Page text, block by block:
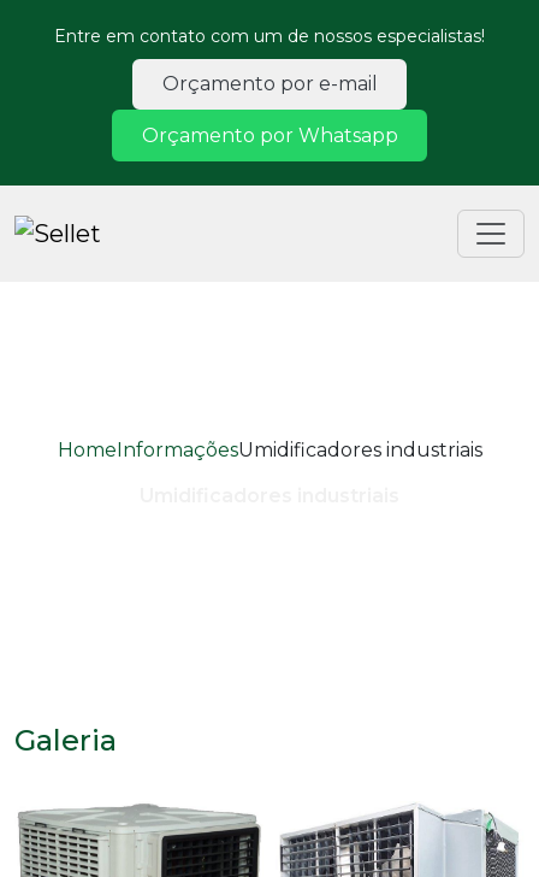
Entre em contato com um de nossos especialistas!
Orçamento por e-mail
Orçamento por Whatsapp
HomeInformaçõesUmidificadores industriais
Galeria